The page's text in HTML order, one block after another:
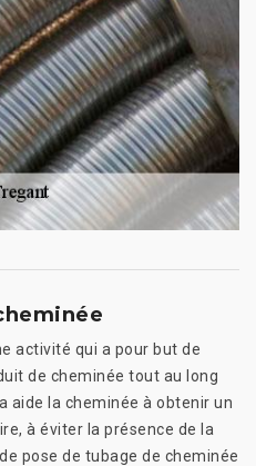
activité qui a pour but de
de cheminée tout au long
aide la cheminée à obtenir un
à éviter la présence de la
pose de tubage de cheminée